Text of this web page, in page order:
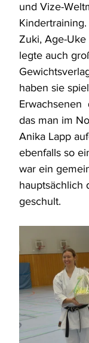
und Vize-
Zuki, Age-
legte auch
haben sie
Erwachsenen
das man im
Anika Lapp
ebenfalls so
war ein
hauptsächlich
geschult.